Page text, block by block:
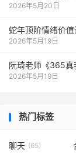
2026年5月20日
蛇年顶阶情绪价值
2026年5月19日
阮琦老师《365真
2026年5月19日
热门标签
聊天 (65)